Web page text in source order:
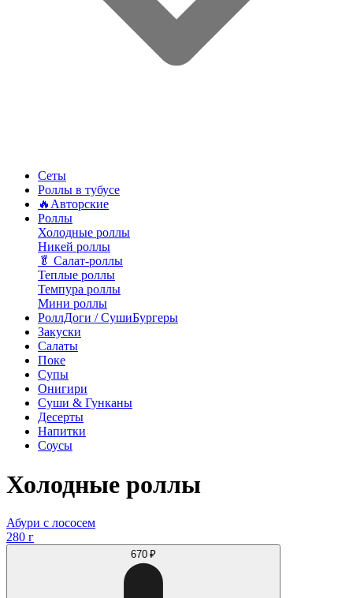
Сеты
Роллы в тубусе
🔥Авторские
Роллы
Холодные роллы
Никей роллы
🥬 Салат-роллы
Теплые роллы
Темпура роллы
Мини роллы
РоллДоги / СушиБургеры
Закуски
Салаты
Поке
Супы
Онигири
Суши & Гунканы
Десерты
Напитки
Соусы
Холодные роллы
Абури с лососем
280 г
670 ₽